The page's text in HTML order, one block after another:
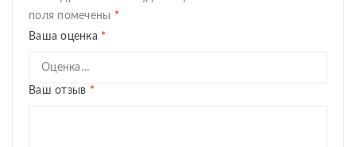
поля помечены *
Ваша оценка *
Ваш отзыв *